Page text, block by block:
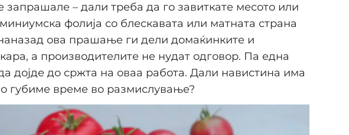
запрашале – дали треба да го завиткате месото или
фолија со блескавата или матната страна
ова прашање ги дели домаќинките и
а производителите не нудат одговор. Па една
дојде до сржта на оваа работа. Дали навистина има
губиме време во размислување?